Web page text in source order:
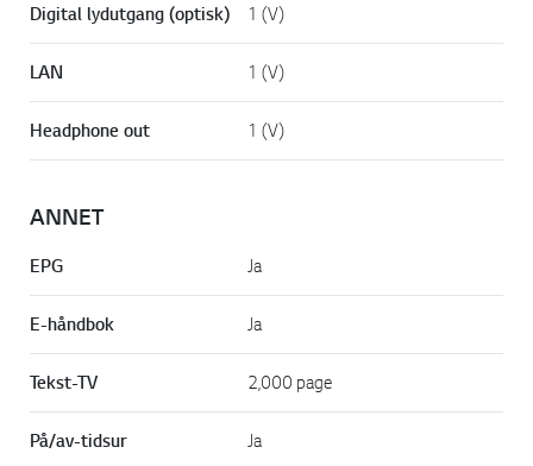
Digital lydutgang (optisk) 1 (V)
LAN 1 (V)
Headphone out 1 (V)
ANNET
EPG Ja
E-håndbok Ja
Tekst-TV 2,000 page
På/av-tidsur Ja